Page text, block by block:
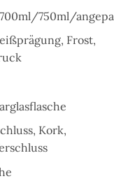
750ml/
Frost,
Kork,